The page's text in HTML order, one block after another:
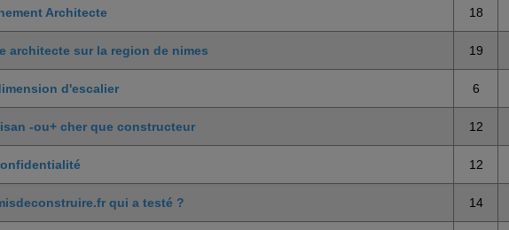
Architecte 18
architecte sur la region de nimes 19
d'escalier 6
-ou+ cher que constructeur 12
12
qui a testé ? 14